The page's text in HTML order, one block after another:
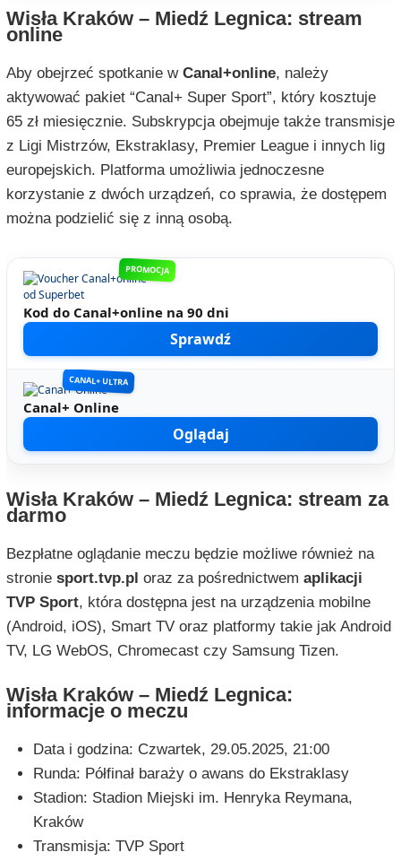
Wisła Kraków – Miedź Legnica: stream
online
Aby obejrzeć spotkanie w Canal+online, należy
aktywować pakiet “Canal+ Super Sport”, który kosztuje
65 zł miesięcznie. Subskrypcja obejmuje także transmisje
z Ligi Mistrzów, Ekstraklasy, Premier League i innych lig
europejskich. Platforma umożliwia jednoczesne
korzystanie z dwóch urządzeń, co sprawia, że dostępem
można podzielić się z inną osobą.
PROMOCJA
Kod do Canal+online na 90 dni
Sprawdź
CANAL+ ULTRA
Canal+ Online
Oglądaj
Wisła Kraków – Miedź Legnica: stream za
darmo
Bezpłatne oglądanie meczu będzie możliwe również na
stronie sport.tvp.pl oraz za pośrednictwem aplikacji
TVP Sport, która dostępna jest na urządzenia mobilne
(Android, iOS), Smart TV oraz platformy takie jak Android
TV, LG WebOS, Chromecast czy Samsung Tizen.
Wisła Kraków – Miedź Legnica:
informacje o meczu
Data i godzina: Czwartek, 29.05.2025, 21:00
Runda: Półfinał baraży o awans do Ekstraklasy
Stadion: Stadion Miejski im. Henryka Reymana,
Kraków
Transmisja: TVP Sport